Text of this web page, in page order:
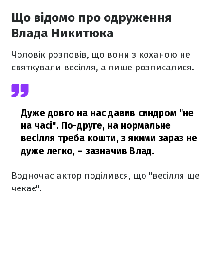
Що відомо про одруження
Влада Никитюка
Чоловік розповів, що вони з коханою не
святкували весілля, а лише розписалися.
Дуже довго на нас давив синдром "не
на часі". По-друге, на нормальне
весілля треба кошти, з якими зараз не
дуже легко, – зазначив Влад.
Водночас актор поділився, що "весілля ще
чекає".